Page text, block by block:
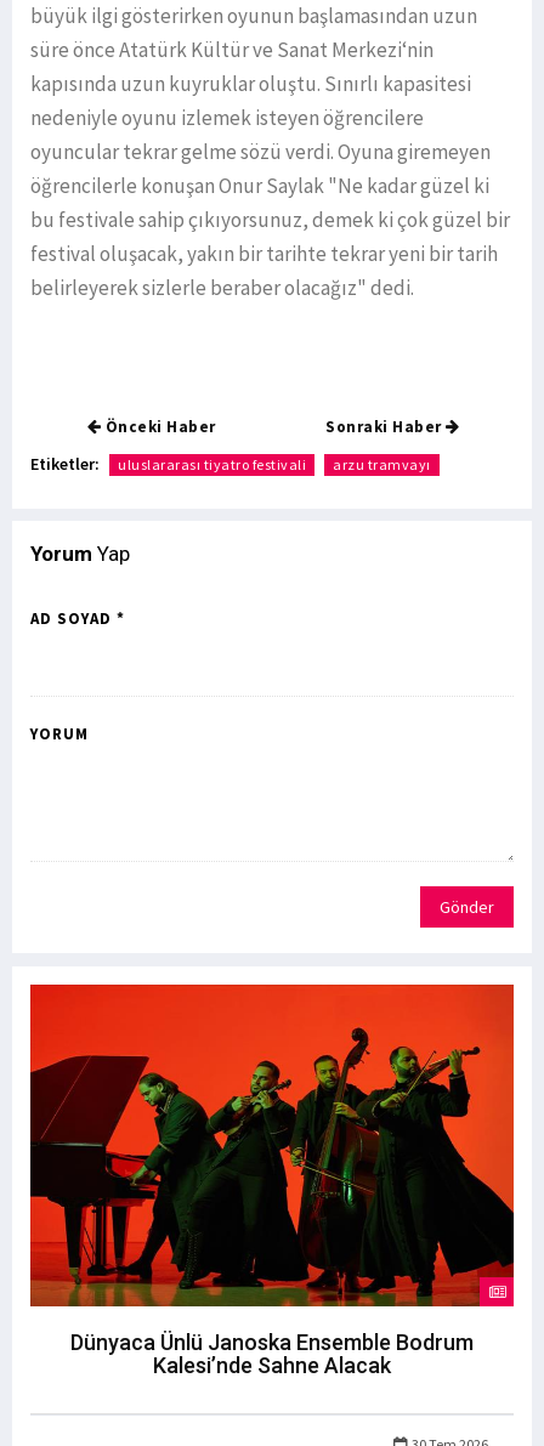
büyük ilgi gösterirken oyunun başlamasından uzun
süre önce Atatürk Kültür ve Sanat Merkezi‘nin
kapısında uzun kuyruklar oluştu. Sınırlı kapasitesi
nedeniyle oyunu izlemek isteyen öğrencilere
oyuncular tekrar gelme sözü verdi. Oyuna giremeyen
öğrencilerle konuşan Onur Saylak "Ne kadar güzel ki
bu festivale sahip çıkıyorsunuz, demek ki çok güzel bir
festival oluşacak, yakın bir tarihte tekrar yeni bir tarih
belirleyerek sizlerle beraber olacağız" dedi.
Önceki Haber Sonraki Haber
Etiketler: uluslararası tiyatro festivali arzu tramvayı
Yorum Yap
AD SOYAD *
YORUM
Gönder
Dünyaca Ünlü Janoska Ensemble Bodrum
Kalesi’nde Sahne Alacak